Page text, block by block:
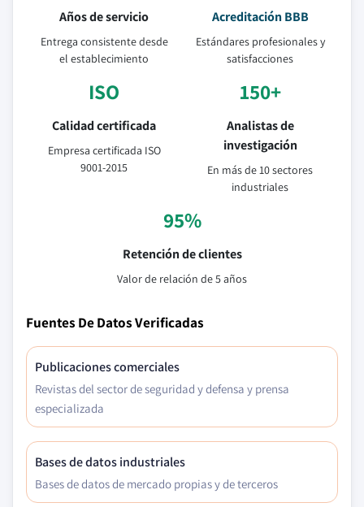
Años de servicio
Entrega consistente desde
el establecimiento
Acreditación BBB
Estándares profesionales y
satisfacciones
ISO
Calidad certificada
Empresa certificada ISO
9001-2015
150+
Analistas de
investigación
En más de 10 sectores
industriales
95%
Retención de clientes
Valor de relación de 5 años
Fuentes De Datos Verificadas
Publicaciones comerciales
Revistas del sector de seguridad y defensa y prensa
especializada
Bases de datos industriales
Bases de datos de mercado propias y de terceros